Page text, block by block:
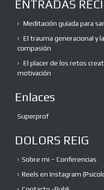
ENTRADAS
Meditación guiada para
El trauma generacional y
compasión
El placer de los retos
motivación
Enlaces
Superprof
DOLORS REIG
Sobre mi – Conferencias
Reels en Instagram